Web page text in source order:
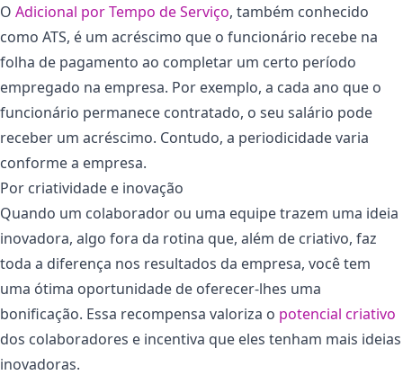
O Adicional por Tempo de Serviço, também conhecido
como ATS, é um acréscimo que o funcionário recebe na
folha de pagamento ao completar um certo período
empregado na empresa. Por exemplo, a cada ano que o
funcionário permanece contratado, o seu salário pode
receber um acréscimo. Contudo, a periodicidade varia
conforme a empresa.
Por criatividade e inovação
Quando um colaborador ou uma equipe trazem uma ideia
inovadora, algo fora da rotina que, além de criativo, faz
toda a diferença nos resultados da empresa, você tem
uma ótima oportunidade de oferecer-lhes uma
bonificação. Essa recompensa valoriza o potencial criativo
dos colaboradores e incentiva que eles tenham mais ideias
inovadoras.